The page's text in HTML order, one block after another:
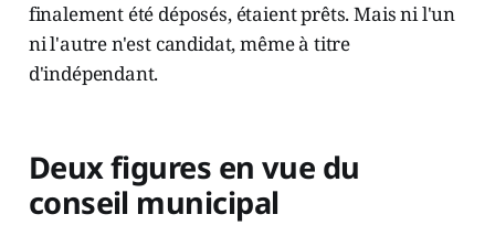
finalement été déposés, étaient prêts. Mais ni l'un
ni l'autre n'est candidat, même à titre
d'indépendant.
Deux figures en vue du
conseil municipal